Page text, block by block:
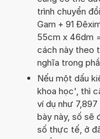
trình chuyển
Gam + 91
55cm x 46dm
cách này theo
nghĩa trong
Nếu một dấu
khoa học', thì
ví dụ như 7,897
bày này, số sẽ
số thực tế, ở